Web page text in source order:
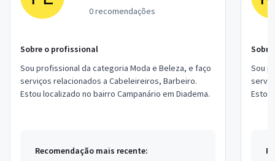
0 recomendações
Sobre o profissional
Sou profissional da categoria Moda e Beleza, e faço
serviços relacionados a Cabeleireiros, Barbeiro.
Estou localizado no bairro Campanário em Diadema.
Recomendação mais recente:
Sou
Estou